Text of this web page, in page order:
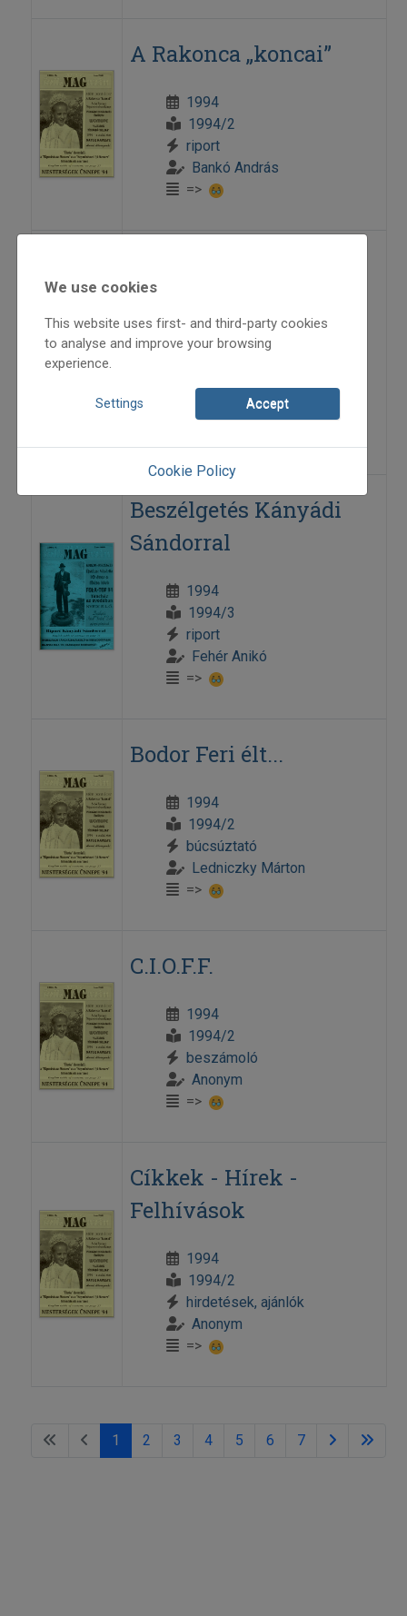
A Rakonca „koncai”
1994
1994/2
riport
Bankó András
=>
Vásárfia
1994
albumajánló
Bankó András
Beszélgetés Kányádi
Sándorral
1994
1994/3
riport
Fehér Anikó
=>
Bodor Feri élt...
1994
1994/2
búcsúztató
Ledniczky Márton
=>
C.I.O.F.F.
1994
1994/2
beszámoló
Anonym
=>
Cíkkek - Hírek -
Felhívások
1994
1994/2
hirdetések, ajánlók
Anonym
=>
1 2 3 4 5 6 7
We use cookies
This website uses first- and third-party cookies
to analyse and improve your browsing
experience.
Settings Accept
Cookie Policy